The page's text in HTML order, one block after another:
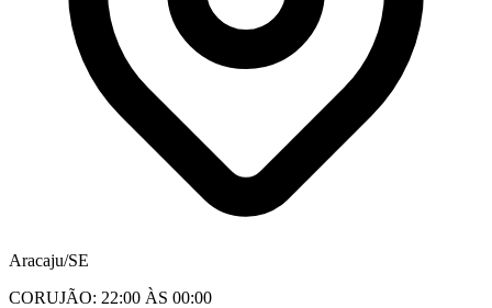
Aracaju/SE
CORUJÃO: 22:00 ÀS 00:00